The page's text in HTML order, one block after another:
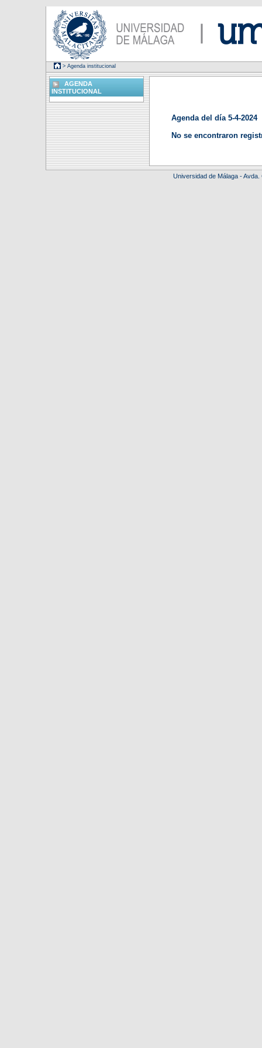
> Agenda institucional
Agenda del día 5-4-2024
No se encontraron
AGENDA
INSTITUCIONAL
Universidad de Málaga -